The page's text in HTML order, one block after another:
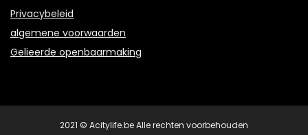
Privacybeleid
algemene voorwaarden
Gelieerde openbaarmaking
2021 © Acitylife.be Alle rechten voorbehouden